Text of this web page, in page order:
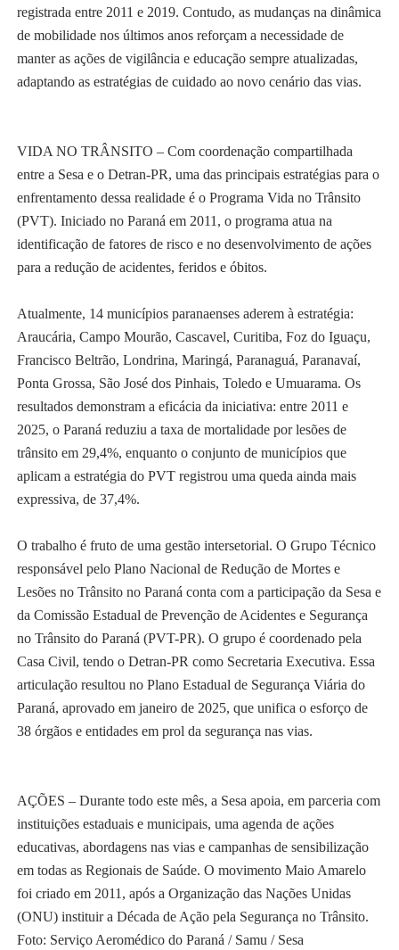
registrada entre 2011 e 2019. Contudo, as mudanças na dinâmica
de mobilidade nos últimos anos reforçam a necessidade de
manter as ações de vigilância e educação sempre atualizadas,
adaptando as estratégias de cuidado ao novo cenário das vias.
VIDA NO TRÂNSITO – Com coordenação compartilhada
entre a Sesa e o Detran-PR, uma das principais estratégias para o
enfrentamento dessa realidade é o Programa Vida no Trânsito
(PVT). Iniciado no Paraná em 2011, o programa atua na
identificação de fatores de risco e no desenvolvimento de ações
para a redução de acidentes, feridos e óbitos.
Atualmente, 14 municípios paranaenses aderem à estratégia:
Araucária, Campo Mourão, Cascavel, Curitiba, Foz do Iguaçu,
Francisco Beltrão, Londrina, Maringá, Paranaguá, Paranavaí,
Ponta Grossa, São José dos Pinhais, Toledo e Umuarama. Os
resultados demonstram a eficácia da iniciativa: entre 2011 e
2025, o Paraná reduziu a taxa de mortalidade por lesões de
trânsito em 29,4%, enquanto o conjunto de municípios que
aplicam a estratégia do PVT registrou uma queda ainda mais
expressiva, de 37,4%.
O trabalho é fruto de uma gestão intersetorial. O Grupo Técnico
responsável pelo Plano Nacional de Redução de Mortes e
Lesões no Trânsito no Paraná conta com a participação da Sesa e
da Comissão Estadual de Prevenção de Acidentes e Segurança
no Trânsito do Paraná (PVT-PR). O grupo é coordenado pela
Casa Civil, tendo o Detran-PR como Secretaria Executiva. Essa
articulação resultou no Plano Estadual de Segurança Viária do
Paraná, aprovado em janeiro de 2025, que unifica o esforço de
38 órgãos e entidades em prol da segurança nas vias.
AÇÕES – Durante todo este mês, a Sesa apoia, em parceria com
instituições estaduais e municipais, uma agenda de ações
educativas, abordagens nas vias e campanhas de sensibilização
em todas as Regionais de Saúde. O movimento Maio Amarelo
foi criado em 2011, após a Organização das Nações Unidas
(ONU) instituir a Década de Ação pela Segurança no Trânsito.
Foto: Serviço Aeromédico do Paraná / Samu / Sesa